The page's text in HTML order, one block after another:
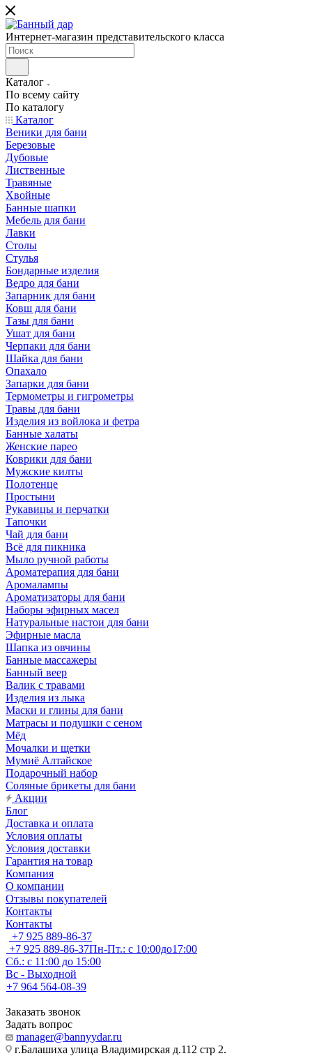
Интернет-магазин представительского класса
Каталог
По всему сайту
По каталогу
Каталог
Веники для бани
Березовые
Дубовые
Лиственные
Травяные
Хвойные
Банные шапки
Мебель для бани
Лавки
Столы
Стулья
Бондарные изделия
Ведро для бани
Запарник для бани
Ковш для бани
Тазы для бани
Ушат для бани
Черпаки для бани
Шайка для бани
Опахало
Запарки для бани
Термометры и гигрометры
Травы для бани
Изделия из войлока и фетра
Банные халаты
Женские парео
Коврики для бани
Мужские килты
Полотенце
Простыни
Рукавицы и перчатки
Тапочки
Чай для бани
Всё для пикника
Мыло ручной работы
Ароматерапия для бани
Аромалампы
Ароматизаторы для бани
Наборы эфирных масел
Натуральные настои для бани
Эфирные масла
Шапка из овчины
Банные массажеры
Банный веер
Валик с травами
Изделия из лыка
Маски и глины для бани
Матрасы и подушки с сеном
Мёд
Мочалки и щетки
Мумиё Алтайское
Подарочный набор
Соляные брикеты для бани
Акции
Блог
Доставка и оплата
Условия оплаты
Условия доставки
Гарантия на товар
Компания
О компании
Отзывы покупателей
Контакты
Контакты
+7 925 889-86-37
+7 925 889-86-37Пн-Пт.: с 10:00до17:00
Сб.: с 11:00 до 15:00
Вс - Выходной
+7 964 564-08-39
Заказать звонок
Задать вопрос
manager@bannyydar.ru
г.Балашиха улица Владимирская д.112 стр 2.